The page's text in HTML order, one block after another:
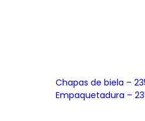
Chapas de biela –
Empaquetadura –